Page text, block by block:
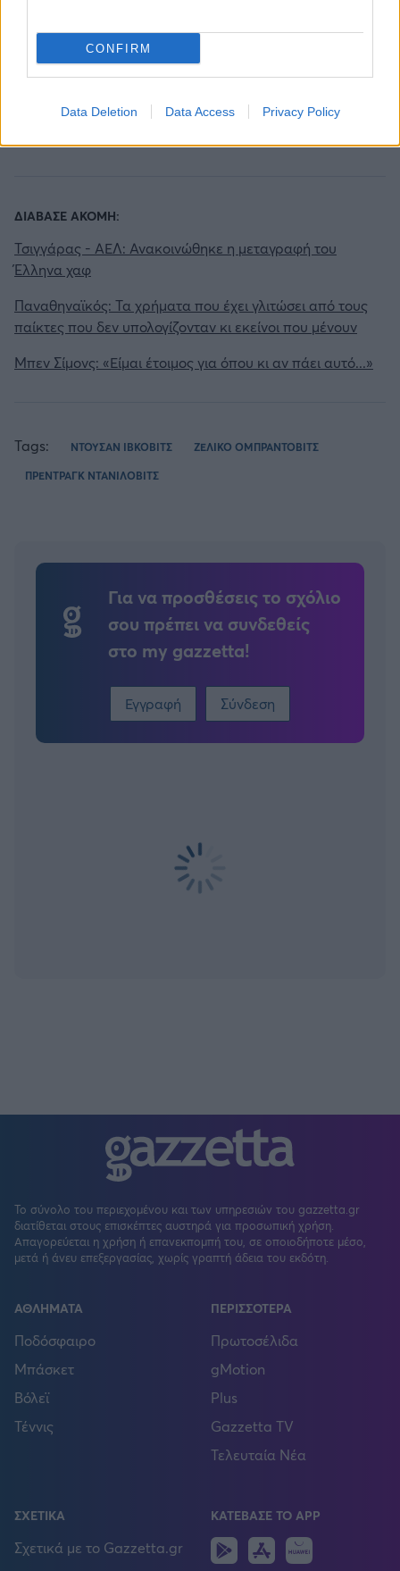
CONFIRM
Data Deletion Data Access Privacy Policy
Διάβασε όλα τατελευταία νέα
εβδομάδας μέσα από το υπερπλήρες Πρόγραμμα TV του
ΔΙΑΒΑΣΕ ΑΚΟΜΗ:
Τσιγγάρας - ΑΕΛ: Ανακοινώθηκε η μεταγραφή του
Έλληνα χαφ
Παναθηναϊκός: Τα χρήματα που έχει γλιτώσει από τους
παίκτες που δεν υπολογίζονταν κι εκείνοι που μένουν
Μπεν Σίμονς: «Είμαι έτοιμος για όπου κι αν πάει αυτό...»
Tags: ΝΤΟΥΣΑΝ ΙΒΚΟΒΙΤΣ
ΖΕΛΙΚΟ ΟΜΠΡΑΝΤΟΒΙΤΣ
ΠΡΕΝΤΡΑΓΚ ΝΤΑΝΙΛΟΒΙΤΣ
Για να προσθέσεις το σχόλιο
σου πρέπει να συνδεθείς
στο my gazzetta!
Εγγραφή Σύνδεση
Το σύνολο του περιεχομένου και των υπηρεσιών του gazzetta.gr
διατίθεται στους επισκέπτες αυστηρά για προσωπική χρήση.
Απαγορεύεται η χρήση ή επανεκπομπή του, σε οποιοδήποτε μέσο,
μετά ή άνευ επεξεργασίας, χωρίς γραπτή άδεια του εκδότη.
ΑΘΛΗΜΑΤΑ
Ποδόσφαιρο
Μπάσκετ
Βόλεϊ
Τέννις
ΠΕΡΙΣΣΟΤΕΡΑ
Πρωτοσέλιδα
gMotion
Plus
Gazzetta TV
Τελευταία Νέα
ΣΧΕΤΙΚΑ
Σχετικά με το Gazzetta.gr
ΚΑΤΕΒΑΣΕ ΤΟ APP
Android
IOS